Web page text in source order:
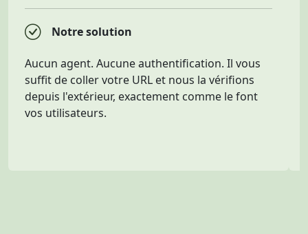
Notre solution
Aucun agent. Aucune authentification. Il vous
suffit de coller votre URL et nous la vérifions
depuis l'extérieur, exactement comme le font
vos utilisateurs.